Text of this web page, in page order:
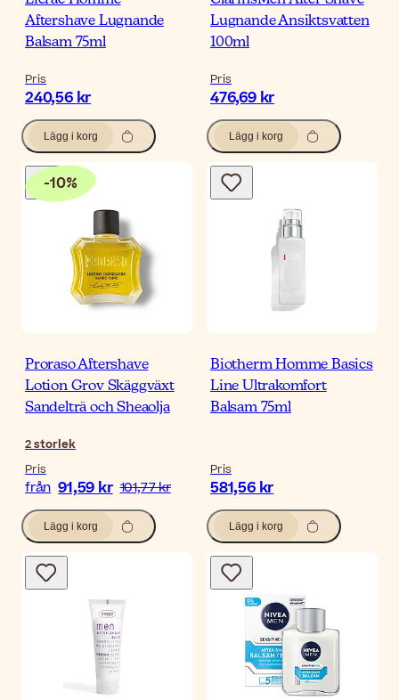
Aftershave Lugnande
Balsam 75ml
Pris
240,56 kr
Lägg i korg
Lugnande Ansiktsvatten
100ml
Pris
476,69 kr
Lägg i korg
-10%
Proraso Aftershave
Lotion Grov Skäggväxt
Sandelträ och Sheaolja
2storlek
Pris
från 91,59 kr 101,77 kr
Lägg i korg
Biotherm Homme Basics
Line Ultrakomfort
Balsam 75ml
Pris
581,56 kr
Lägg i korg